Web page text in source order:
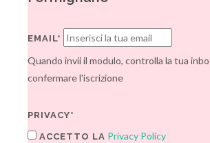
EMAIL*
Quando invii il modulo, controlla la tua
confermare l'iscrizione
PRIVACY*
ACCETTO LA Privacy Policy